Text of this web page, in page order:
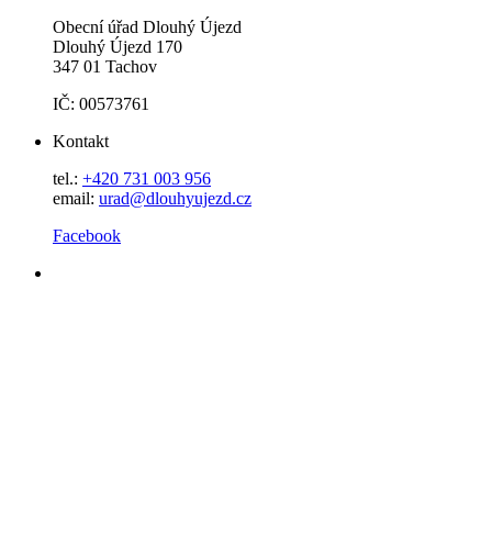
Obecní úřad Dlouhý Újezd
Dlouhý Újezd 170
347 01 Tachov
IČ: 00573761
Kontakt
tel.: +420 731 003 956
email: urad@dlouhyujezd.cz
Facebook